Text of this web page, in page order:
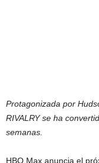
Protagonizada por
RIVALRY se ha
semanas.
HBO Max anuncia el